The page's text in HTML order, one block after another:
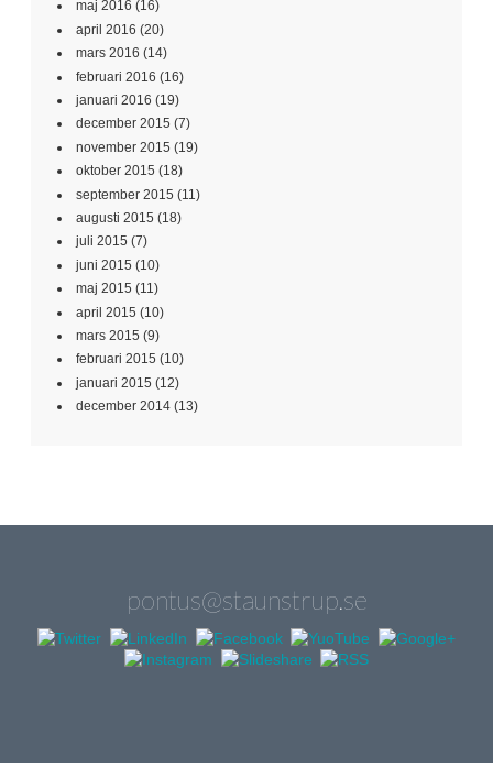
oktober 2015(18)
september 2015
augusti 2015(18)
juli 2015(7)
juni 2015(10)
maj 2015(11)
april 2015 (10)
mars 2015(9)
februari 2015(10)
januari 2015(12)
december 2014
We use cookies on our website to give you the most relevant
experience by remembering your preferences and repeat visits. By
clicking “Accept All”, you consent to the use of ALL the cookies.
However, you may visit "Cookie Settings" to provide a controlled